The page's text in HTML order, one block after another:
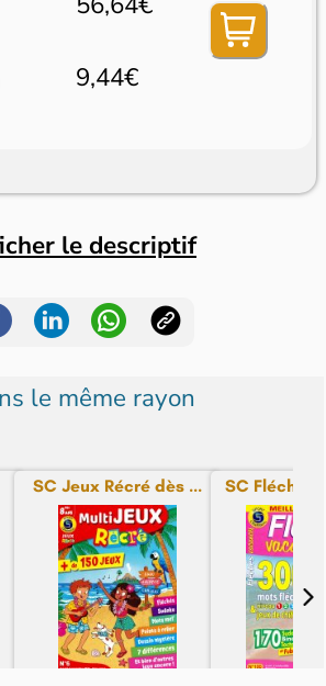
9,44€
le descriptif
le même rayon
SC Jeux Récré dès ... SC Fléchés